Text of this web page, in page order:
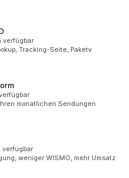
verfügbar
Tracking-Seite, Paketv
monatlichen Sendungen
verfügbar
weniger WISMO, mehr Umsatz